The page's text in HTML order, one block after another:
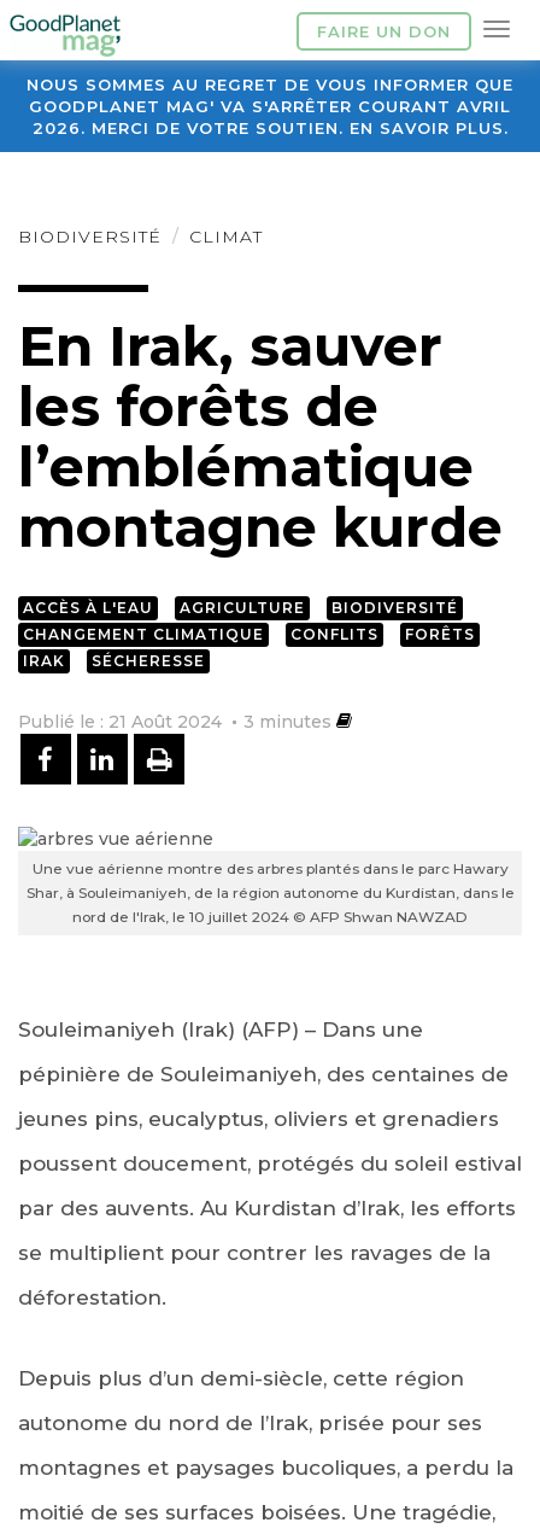
FAIRE UN DON
NOUS SOMMES AU REGRET DE VOUS INFORMER QUE
GOODPLANET MAG' VA S'ARRÊTER COURANT AVRIL
2026. MERCI DE VOTRE SOUTIEN. EN SAVOIR PLUS.
BIODIVERSITÉ CLIMAT
En Irak, sauver
les forêts de
l’emblématique
montagne kurde
ACCÈS À L'EAU AGRICULTURE
BIODIVERSITÉ
CHANGEMENT CLIMATIQUE
CONFLITS
FORÊTS
IRAK
SÉCHERESSE
Publié le : 21 Août 2024 3 minutes
PARTAGER SUR FACEBOOK
PARTAGER SUR LINKEDIN
IMPRIMER
Une vue aérienne montre des arbres plantés dans le parc Hawary
Shar, à Souleimaniyeh, de la région autonome du Kurdistan, dans le
nord de l'Irak, le 10 juillet 2024 © AFP Shwan NAWZAD
Souleimaniyeh (Irak) (AFP) – Dans une
pépinière de Souleimaniyeh, des centaines de
jeunes pins, eucalyptus, oliviers et grenadiers
poussent doucement, protégés du soleil estival
par des auvents. Au Kurdistan d’Irak, les efforts
se multiplient pour contrer les ravages de la
déforestation.
Depuis plus d’un demi-siècle, cette région
autonome du nord de l’Irak, prisée pour ses
montagnes et paysages bucoliques, a perdu la
moitié de ses surfaces boisées. Une tragédie,